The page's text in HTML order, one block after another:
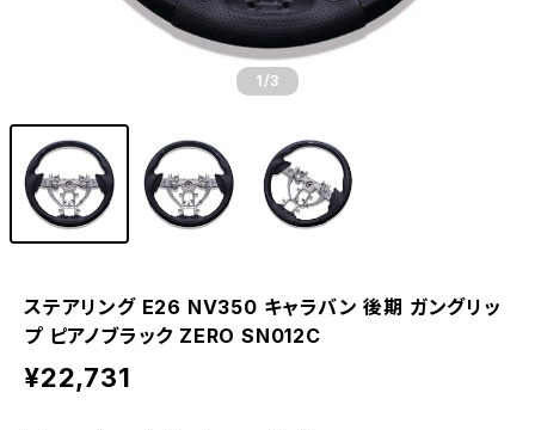
1 /3
ステアリング E26 NV350 キャラバン 後期 ガングリッ
プ ピアノブラック ZERO SN012C
¥22,731